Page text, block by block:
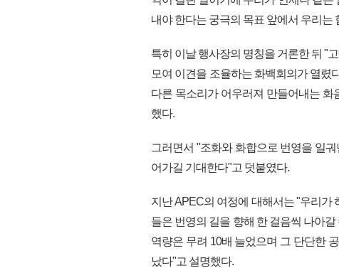
내야 한다는 궁극의 목표 앞에서 우리는
특히 이날 행사장의 명칭을 거론한 뒤 "
모여 이견을 조율하는 화백회의가 열렸
다른 목소리가 어우러져 만들어내는
했다.
그러면서 "조화와 화합으로 번영을 일
어가길 기대한다"고 덧붙였다.
지난 APEC의 여정에 대해서는 "우리가
들은 번영의 길을 향해 한 걸음씩 나아
역량은 무려 10배 늘었으며 그 단단한
났다"고 설명했다.